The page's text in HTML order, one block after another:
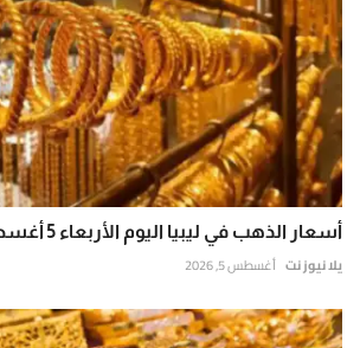
أسعار الذهب في ليبيا اليوم الأربعاء 5 أغسطس 2026 ارتفاع...
يلا نيوز نت أغسطس 5, 2026